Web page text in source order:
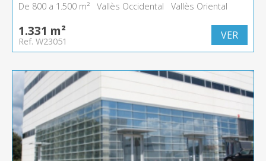
De 800 a 1.500 m² Vallès Occidental Vallès Oriental
1.331 m²
Ref. W23051 VER